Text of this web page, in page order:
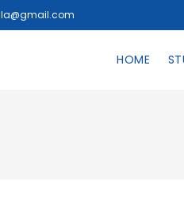
HOME